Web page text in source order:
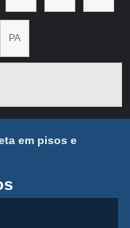
PA
em pisos e